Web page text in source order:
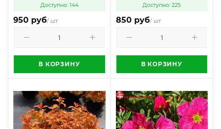
Доступно: 144
950 руб/ шт
В КОРЗИНУ
Доступно: 225
850 руб/ шт
В КОРЗИНУ